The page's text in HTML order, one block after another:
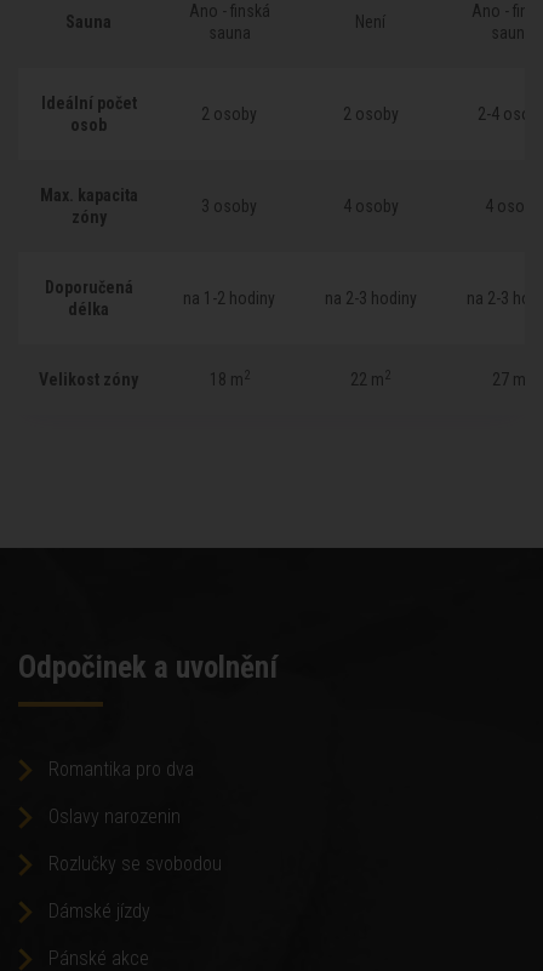
Sauna
Ano - finská
sauna
Není
Ano -
sauna
Ideální počet
osob
2 osoby 2 osoby 2-4
Max. kapacita
zóny
3 osoby 4 osoby 4 osoby
Doporučená
délka
na 1-2 hodiny na 2-3 hodiny na 2-3
Velikost zóny 18 m2 22 m2 27 m
Sauna
Ideální počet
osob
Max. kapacita
zóny
Doporučená
délka
Velikost zóny
Odpočinek a uvolnění
Romantika pro dva
Oslavy narozenin
Rozlučky se svobodou
Dámské jízdy
Pánské akce